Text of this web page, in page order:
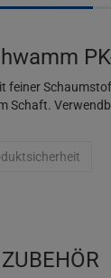
feiner
Schaft.